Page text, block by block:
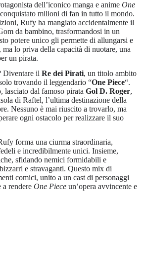
dell’iconico manga e anime One
milioni di fan in tutto il mondo.
Rufy ha mangiato accidentalmente il
da bambino, trasformandosi in un
potere unico gli permette di allungarsi e
lo priva della capacità di nuotare, una
un pirata.
Diventare il Re dei Pirati, un titolo ambito
trovando il leggendario “One Piece“.
lasciato dal famoso pirata Gol D. Roger,
di Raftel, l’ultima destinazione della
Nessuno è mai riuscito a trovarlo, ma
ogni ostacolo per realizzare il suo
forma una ciurma straordinaria,
e incredibilmente unici. Insieme,
sfidando nemici formidabili e
e stravaganti. Questo mix di
comici, unito a un cast di personaggi
rendere One Piece un’opera avvincente e